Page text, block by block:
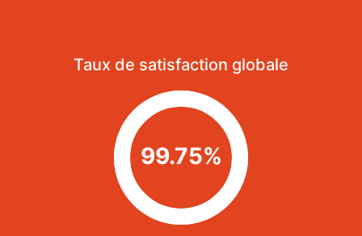
Taux de satisfaction globale
99.75%